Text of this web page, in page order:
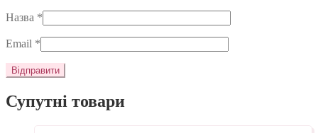
Назва *
Email *
Супутні товари